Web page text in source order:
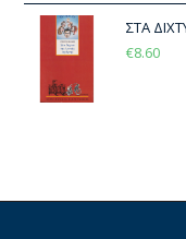
ΣΤΑ
€8.60